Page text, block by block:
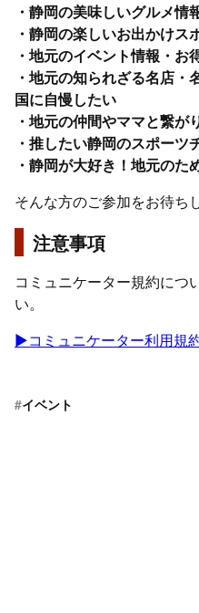
・静岡の美味しいグルメ情
・静岡の楽しいお出かけス
・地元のイベント情報・お
・地元の知られざる名店
国に自慢したい
・地元の仲間やママと繋が
・推したい静岡のスポーツ
・静岡が大好き！地元のた
そんな方のご参加をお待ち
注意事項
コミュニケーター規約につ
い。
▶︎コミュニケーター利用規
#イベント